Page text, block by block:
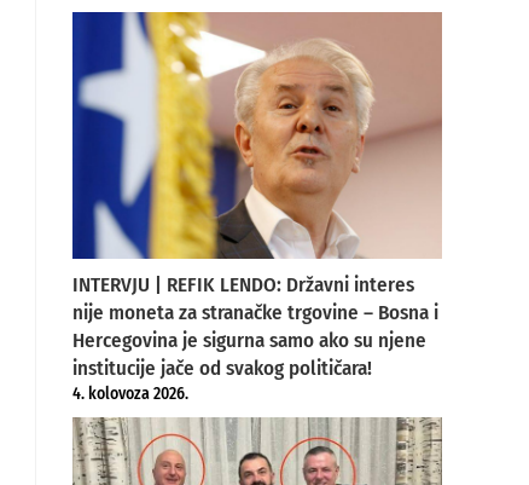
INTERVJU | REFIK LENDO: Državni interes
nije moneta za stranačke trgovine – Bosna i
Hercegovina je sigurna samo ako su njene
institucije jače od svakog političara!
4. kolovoza 2026.